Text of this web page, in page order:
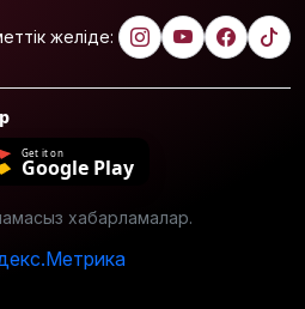
желіде:
Get it on
Google Play
хабарламалар.